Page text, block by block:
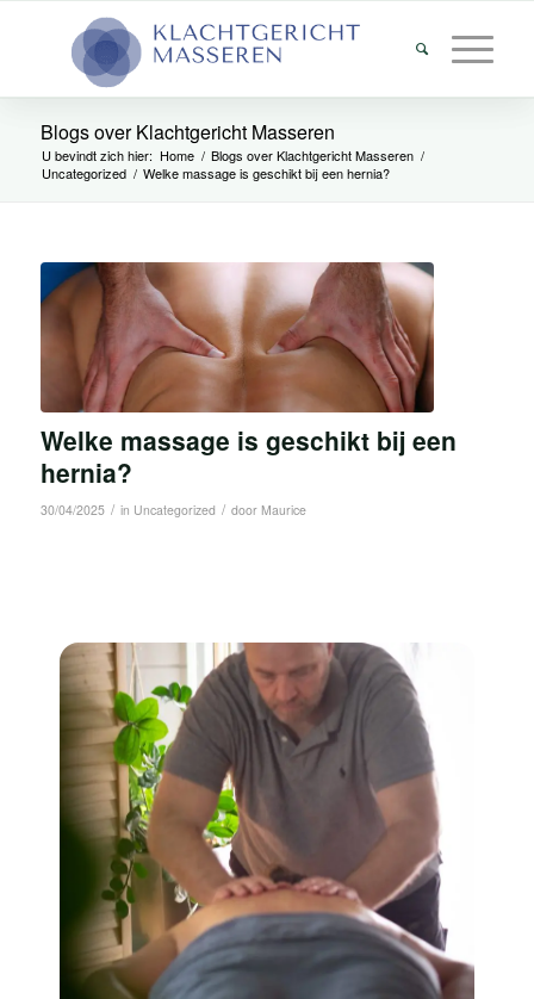
Blogs over Klachtgericht Masseren
U bevindt zich hier: Home / Blogs over Klachtgericht Masseren /
Uncategorized / Welke massage is geschikt bij een hernia?
Welke massage is geschikt bij een
hernia?
30/04/2025 / in Uncategorized / door Maurice